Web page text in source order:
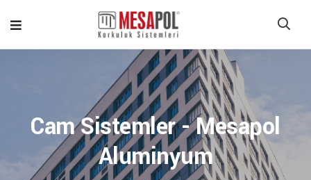
Cam Sistemler - Mesapol
Aluminyum